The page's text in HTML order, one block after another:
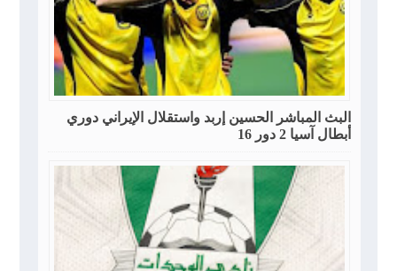
البث المباشر الحسين إربد واستقلال الإيراني دوري
أبطال آسيا 2 دور 16